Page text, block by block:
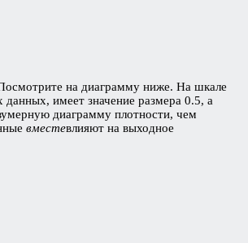
на диаграмму ниже. На шкале
данных, имеет значение размера 0.5, а
диаграмму плотности, чем
вместевлияют на выходное